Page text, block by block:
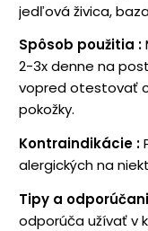
jedľová živica,
Spôsob použitia :
2-3x denne na
vopred otestovať
pokožky.
Kontraindikácie :
alergických na
Tipy a
odporúča užívať v